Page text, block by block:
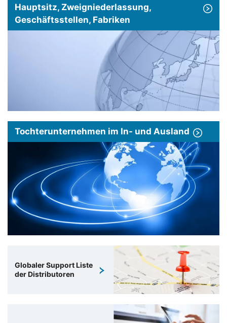
Hauptsitz, Zweigniederlassung,
Geschäftsstellen, Fabriken
Tochterunternehmen im In- und Ausland
Globaler Support Liste
der Distributoren